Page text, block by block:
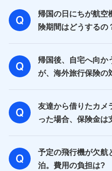
帰国の日にちが航空
険期間はどうするの
帰国後、自宅へ向か
が、海外旅行保険の
友達から借りたカメ
った場合、保険金は
予定の飛行機が欠航
泊。費用の負担は?